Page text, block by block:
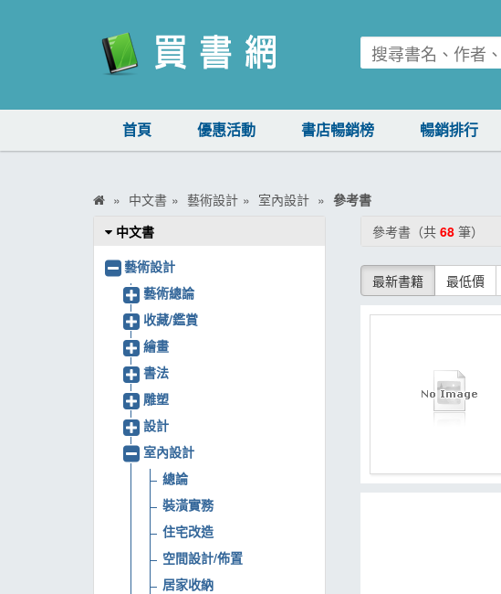
首頁 優惠活動 書店暢銷榜 暢銷排行
中文書 藝術設計 室內設計
參考書
參考書（共 68筆）
最新書籍 最低價
中文書
藝術設計
藝術總論
收藏/鑑賞
繪畫
書法
雕塑
設計
室內設計
總論
裝潢實務
住宅改造
空間設計/佈置
居家收納